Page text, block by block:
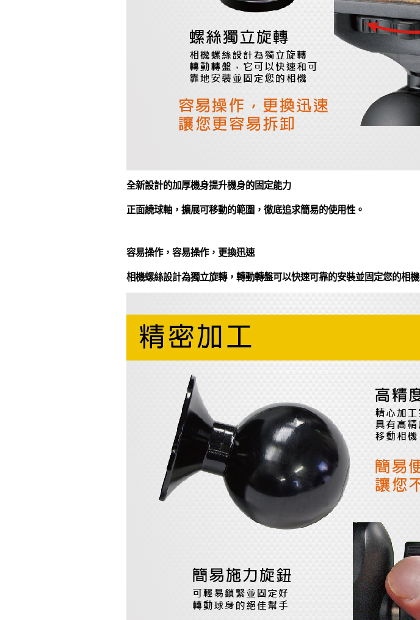
全新設計的加厚機身提升機身的固定能力
正面繞球軸，擴展可移動的範圍，徹底追求簡易的使用性。
容易操作，容易操作，更換迅速
相機螺絲設計為獨立旋轉，轉動轉盤可以快速可靠的安裝並固定您的相機